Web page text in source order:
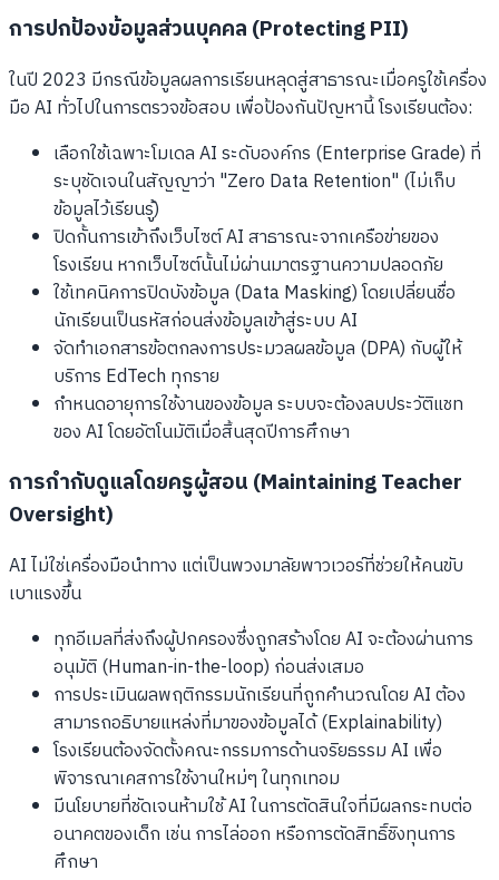
การปกป้องข้อมูลส่วนบุคคล (Protecting PII)
ในปี 2023 มีกรณีข้อมูลผลการเรียนหลุดสู่สาธารณะเมื่อครูใช้เครื่อง
มือ AI ทั่วไปในการตรวจข้อสอบ เพื่อป้องกันปัญหานี้ โรงเรียนต้อง:
เลือกใช้เฉพาะโมเดล AI ระดับองค์กร (Enterprise Grade) ที่
ระบุชัดเจนในสัญญาว่า "Zero Data Retention" (ไม่เก็บ
ข้อมูลไว้เรียนรู้)
ปิดกั้นการเข้าถึงเว็บไซต์ AI สาธารณะจากเครือข่ายของ
โรงเรียน หากเว็บไซต์นั้นไม่ผ่านมาตรฐานความปลอดภัย
ใช้เทคนิคการปิดบังข้อมูล (Data Masking) โดยเปลี่ยนชื่อ
นักเรียนเป็นรหัสก่อนส่งข้อมูลเข้าสู่ระบบ AI
จัดทำเอกสารข้อตกลงการประมวลผลข้อมูล (DPA) กับผู้ให้
บริการ EdTech ทุกราย
กำหนดอายุการใช้งานของข้อมูล ระบบจะต้องลบประวัติแชท
ของ AI โดยอัตโนมัติเมื่อสิ้นสุดปีการศึกษา
การกำกับดูแลโดยครูผู้สอน (Maintaining Teacher
Oversight)
AI ไม่ใช่เครื่องมือนำทาง แต่เป็นพวงมาลัยพาวเวอร์ที่ช่วยให้คนขับ
เบาแรงขึ้น
ทุกอีเมลที่ส่งถึงผู้ปกครองซึ่งถูกสร้างโดย AI จะต้องผ่านการ
อนุมัติ (Human-in-the-loop) ก่อนส่งเสมอ
การประเมินผลพฤติกรรมนักเรียนที่ถูกคำนวณโดย AI ต้อง
สามารถอธิบายแหล่งที่มาของข้อมูลได้ (Explainability)
โรงเรียนต้องจัดตั้งคณะกรรมการด้านจริยธรรม AI เพื่อ
พิจารณาเคสการใช้งานใหม่ๆ ในทุกเทอม
มีนโยบายที่ชัดเจนห้ามใช้ AI ในการตัดสินใจที่มีผลกระทบต่อ
อนาคตของเด็ก เช่น การไล่ออก หรือการตัดสิทธิ์ชิงทุนการ
ศึกษา